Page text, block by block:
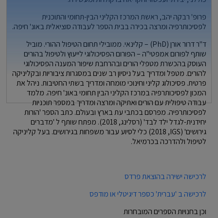
פרופ' רבקה יהב, ראשת המרכז הקליני הבין-תחומי והתוכנית
לפסיכותרפיה ומרצה בכירה בבית הספר לעבודה סוציאלית באונ' חיפה.
ד"ר דרור אורן (PhD) – קלינאי. ממובילי תחום הטיפול ההורי. מוביל
שותף לפורום אמפטי"ה – הפורום הפסיכולוגי לייעוץ ולטיפול בהורים
העוסק בהכשרת מטפלי הורים ובהרחבת שיפור המענה הפסיכולוגי
להורים. מטפל ומדריך בעל ניסיון רב שנים במסגרות ציבוריות ובקליניקה
פרטית. פסיכולוג קליני וחינוכי מומחה ומדריך בשתי החטיבות. ניהל את
המכון לפסיכותרפיה במרכז הקליני הבין תחומי באונ' חיפה. מלמד
עבודה טיפולית עם הורים ואתיקה ומרצה ומדריך במספר תוכניות
לפסיכותרפיה. מפרסם בכתבי עת בארץ ובעולם. כתב הספר 'הורות
יחידנית-לגדל ילד לבד' (רסלינג, 2018). מפתח שותף ל
'מדברים
גירושים' (IGS
, 2018) כלי לסיוע עבור משפחות בגירושים. בעל קליניקה
לטיפול ולהדרכה בכרמיאל.
לרכישה ישירה בהוצאת פרדס
לרכישה ב 'עברית' כספר דיגיטלי או מודפס
וכן בחנויות הספרים המובחרות